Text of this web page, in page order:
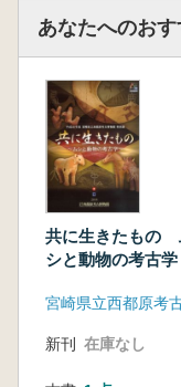
あなたへのお
共に生きたもの
シと動物の考古学
新刊 在庫なし